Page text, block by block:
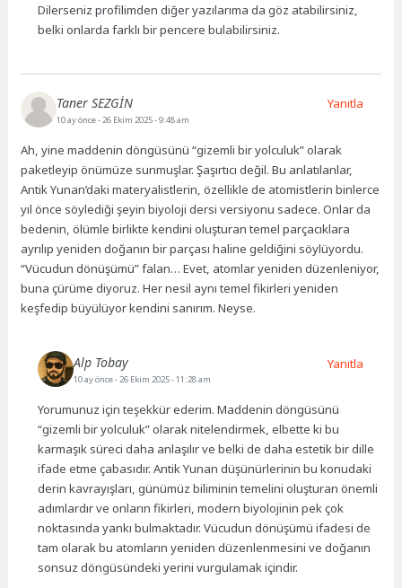
Dilerseniz profilimden diğer yazılarıma da göz atabilirsiniz,
belki onlarda farklı bir pencere bulabilirsiniz.
Taner SEZGİN
10 ay önce- 26 Ekim 2025 - 9:48 am
Ah, yine maddenin döngüsünü “gizemli bir yolculuk” olarak
paketleyip önümüze sunmuşlar. Şaşırtıcı değil. Bu anlatılanlar,
Antik Yunan’daki materyalistlerin, özellikle de atomistlerin binlerce
yıl önce söylediği şeyin biyoloji dersi versiyonu sadece. Onlar da
bedenin, ölümle birlikte kendini oluşturan temel parçacıklara
ayrılıp yeniden doğanın bir parçası haline geldiğini söylüyordu.
“Vücudun dönüşümü” falan… Evet, atomlar yeniden düzenleniyor,
buna çürüme diyoruz. Her nesil aynı temel fikirleri yeniden
keşfedip büyülüyor kendini sanırım. Neyse.
Yanıtla
Alp Tobay
10 ay önce- 26 Ekim 2025 - 11:28 am
Yorumunuz için teşekkür ederim. Maddenin döngüsünü
“gizemli bir yolculuk” olarak nitelendirmek, elbette ki bu
karmaşık süreci daha anlaşılır ve belki de daha estetik bir dille
ifade etme çabasıdır. Antik Yunan düşünürlerinin bu konudaki
derin kavrayışları, günümüz biliminin temelini oluşturan önemli
adımlardır ve onların fikirleri, modern biyolojinin pek çok
noktasında yankı bulmaktadır. Vücudun dönüşümü ifadesi de
tam olarak bu atomların yeniden düzenlenmesini ve doğanın
sonsuz döngüsündeki yerini vurgulamak içindir.
Yanıtla